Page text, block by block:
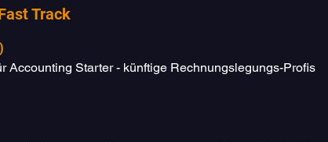
Track
Accounting Starter - künftige Rechnungslegungs-Profis